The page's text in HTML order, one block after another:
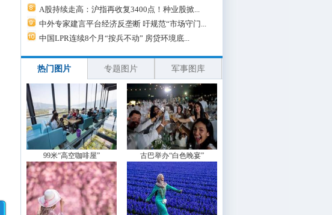
A股持续走高：沪指再收复3400点！种业股掀...
中外专家建言平台经济反垄断 吁规范“市场守门...
中国LPR连续8个月“按兵不动” 房贷环境底...
热门图片 专题图片 军事图库
99米“高空咖啡屋” 古巴举办“白色晚宴”